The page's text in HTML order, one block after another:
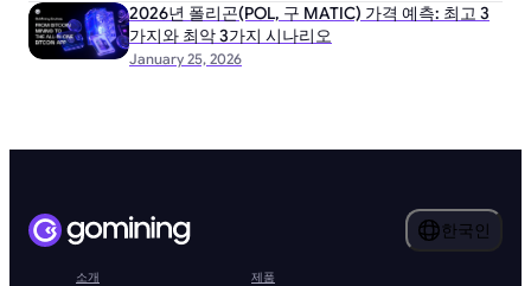
January 25, 2026
2026년 폴리곤(POL, 구 MATIC) 가격 예측: 최고 3
가지와 최악 3가지 시나리오
한국인
소개 제품